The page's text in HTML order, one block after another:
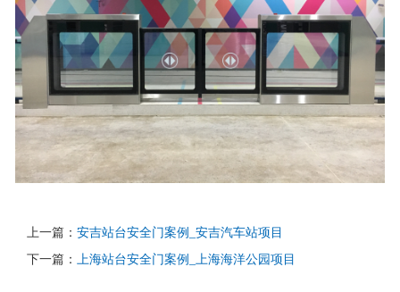
上一篇： 安吉站台安全门案例_安吉汽车站项目
下一篇：
上海站台安全门案例_上海海洋公园项目